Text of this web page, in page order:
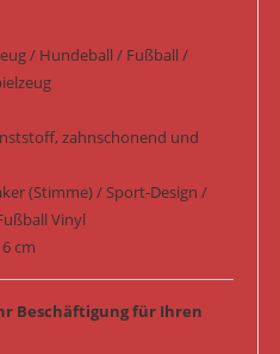
/ Hundeball / Fußball /
zahnschonend und
(Stimme) / Sport-Design /
Vinyl
cm
Beschäftigung für Ihren